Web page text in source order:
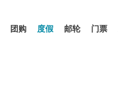
团购 度假 邮轮 门票